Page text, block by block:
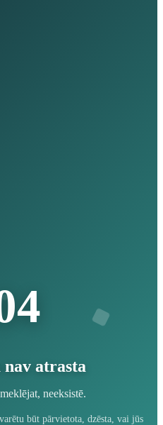
4
nav atrasta
neeksistē.
būt pārvietota, dzēsta, vai jūs